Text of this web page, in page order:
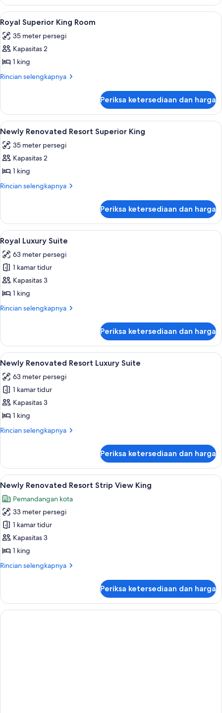
Queen
Newly
Renovated
Resort
Strip
View
Two
Lihat
semua
foto
untuk
Royal
Superior
Seprai premium, brankas, meja
4
Royal Superior King Room
35 meter persegi
Kapasitas 2
1 king
Rincian selengkapnya
Rincian
Royal
Superior
King
Periksa ketersediaan dan harga
Lihat
semua
foto
untuk
Newly
Renovated
King
Newly Renovated Resort Superior
4
Newly Renovated Resort Superior King
35 meter persegi
Kapasitas 2
1 king
Rincian selengkapnya
Rincian
Newly
Renovated
Resort
Superior
King
Periksa ketersediaan dan harga
Lihat
semua
foto
untuk
Royal
Luxury
Suite
Royal Luxury Suite | Seprai
5
Royal Luxury Suite
63 meter persegi
1 kamar tidur
Kapasitas 3
1 king
Rincian selengkapnya
Rincian
Royal
Luxury
Suite
Periksa ketersediaan dan harga
Lihat
semua
foto
untuk
Newly
Renovated
Resort
Newly Renovated Resort Luxury
4
Newly Renovated Resort Luxury Suite
63 meter persegi
1 kamar tidur
Kapasitas 3
1 king
Rincian selengkapnya
Rincian
Newly
Renovated
Resort
Suite
Periksa ketersediaan dan harga
Lihat
semua
foto
untuk
Newly
Renovated
Resort
View
Seprai premium, brankas, meja
5
Newly Renovated Resort Strip View King
Pemandangan kota
33 meter persegi
1 kamar tidur
Kapasitas 3
1 king
Rincian selengkapnya
Rincian
Newly
Renovated
Resort
Periksa ketersediaan dan harga